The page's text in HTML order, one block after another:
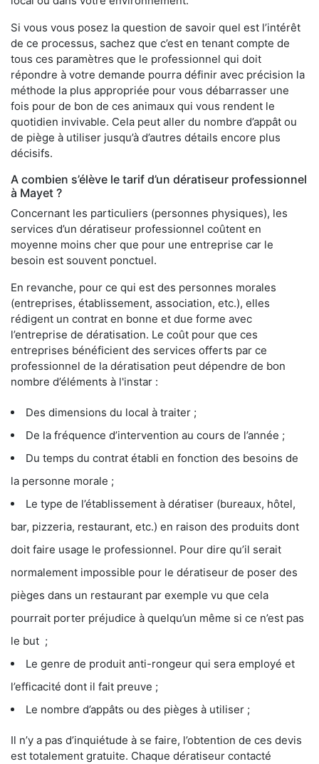
Si vous vous posez la question de savoir quel est l’intérêt
de ce processus, sachez que c’est en tenant compte de
tous ces paramètres que le professionnel qui doit
répondre à votre demande pourra définir avec précision la
méthode la plus appropriée pour vous débarrasser une
fois pour de bon de ces animaux qui vous rendent le
quotidien invivable. Cela peut aller du nombre d’appât ou
de piège à utiliser jusqu’à d’autres détails encore plus
décisifs.
A combien s’élève le tarif d’un dératiseur professionnel
à Mayet ?
Concernant les particuliers (personnes physiques), les
services d’un dératiseur professionnel coûtent en
moyenne moins cher que pour une entreprise car le
besoin est souvent ponctuel.
En revanche, pour ce qui est des personnes morales
(entreprises, établissement, association, etc.), elles
rédigent un contrat en bonne et due forme avec
l’entreprise de dératisation. Le coût pour que ces
entreprises bénéficient des services offerts par ce
professionnel de la dératisation peut dépendre de bon
nombre d’éléments à l'instar :
Des dimensions du local à traiter ;
De la fréquence d’intervention au cours de l’année ;
Du temps du contrat établi en fonction des besoins de
la personne morale ;
Le type de l’établissement à dératiser (bureaux, hôtel,
bar, pizzeria, restaurant, etc.) en raison des produits dont
doit faire usage le professionnel. Pour dire qu’il serait
normalement impossible pour le dératiseur de poser des
pièges dans un restaurant par exemple vu que cela
pourrait porter préjudice à quelqu’un même si ce n’est pas
le but ;
Le genre de produit anti-rongeur qui sera employé et
l’efficacité dont il fait preuve ;
Le nombre d’appâts ou des pièges à utiliser ;
Il n’y a pas d’inquiétude à se faire, l’obtention de ces devis
est totalement gratuite. Chaque dératiseur contacté